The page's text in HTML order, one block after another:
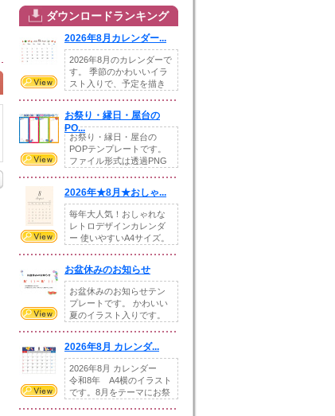
ダウンロードランキング
2026年8月カレンダー...
2026年8月のカレンダーで
す。 季節のかわいいイラ
スト入りで、予定を描き
お祭り・縁日・屋台の
PO...
お祭り・縁日・屋台の
POPテンプレートです。
ファイル形式は透過PNG
2026年★8月★おしゃ...
毎年大人気！おしゃれな
レトロデザインカレンダ
ー 使いやすいA4サイズ。
お盆休みのお知らせ
お盆休みのお知らせテン
プレートです。 かわいい
夏のイラスト入りです。
2026年8月 カレンダ...
2026年8月 カレンダー
令和8年 A4横のイラスト
です。8月をテーマにお祭